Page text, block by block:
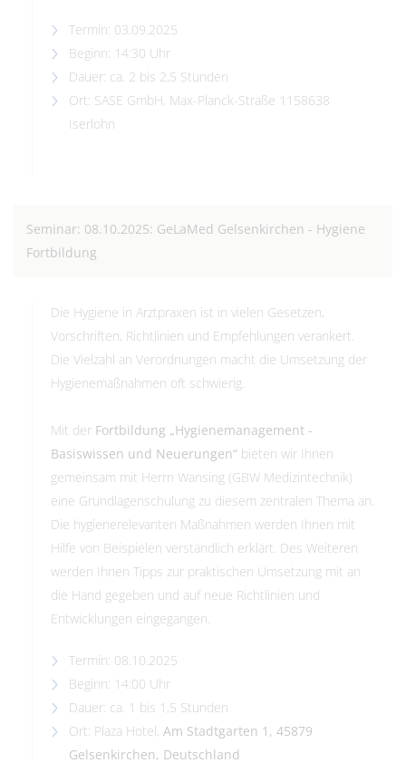
Termin: 03.09.2025
Beginn: 14:30 Uhr
Dauer: ca. 2 bis 2,5 Stunden
Ort: SASE GmbH, Max-Planck-Straße 1158638
Iserlohn
Seminar: 08.10.2025: GeLaMed Gelsenkirchen - Hygiene
Fortbildung
Die Hygiene in Arztpraxen ist in vielen Gesetzen,
Vorschriften, Richtlinien und Empfehlungen verankert.
Die Vielzahl an Verordnungen macht die Umsetzung der
Hygienemaßnahmen oft schwierig.
Mit der Fortbildung „Hygienemanagement -
Basiswissen und Neuerungen“ bieten wir Ihnen
gemeinsam mit Herrn Wansing (GBW Medizintechnik)
eine Grundlagenschulung zu diesem zentralen Thema an.
Die hygienerelevanten Maßnahmen werden Ihnen mit
Hilfe von Beispielen verständlich erklärt. Des Weiteren
werden Ihnen Tipps zur praktischen Umsetzung mit an
die Hand gegeben und auf neue Richtlinien und
Entwicklungen eingegangen.
Termin: 08.10.2025
Beginn: 14:00 Uhr
Dauer: ca. 1 bis 1,5 Stunden
Ort: Plaza Hotel, Am Stadtgarten 1, 45879
Gelsenkirchen, Deutschland